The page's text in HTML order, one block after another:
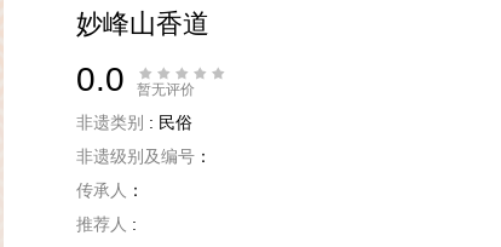
妙峰山香道
0.0 暂无评价
非遗类别 : 民俗
非遗级别及编号 ：
传承人 ：
推荐人 :